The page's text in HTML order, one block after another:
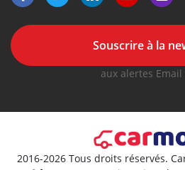
Souscrire à la
aux alertes Email
2016-2026 Tous droits réservés.